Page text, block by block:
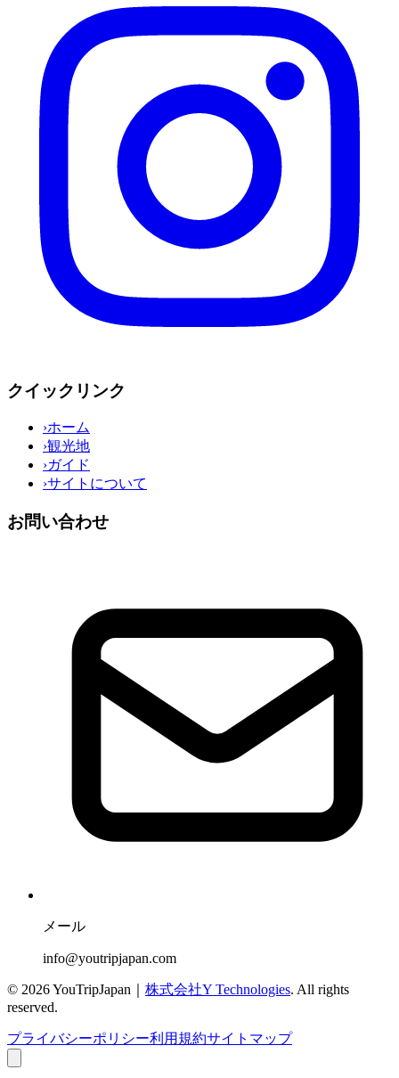
クイックリンク
›ホーム
›観光地
›ガイド
›サイトについて
お問い合わせ
メール
info@youtripjapan.com
© 2026YouTripJapan｜ 株式会社Y Technologies. All rights
reserved.
プライバシーポリシー利用規約サイトマップ